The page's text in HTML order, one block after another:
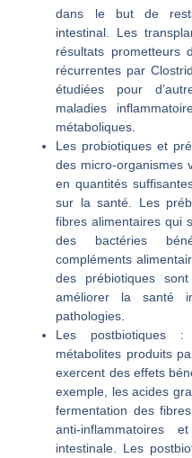
dans le but de
intestinal. Les
résultats prometteurs
récurrentes par
étudiées pour
maladies
métaboliques.
Les probiotiques et
des micro-organismes
en quantités
sur la santé. Les
fibres alimentaires qui
des bactéries
compléments
des prébiotiques
améliorer la santé
pathologies.
Les postbiotiques :
métabolites produits
exercent des effets
exemple, les acides
fermentation des
anti-inflammatoires
intestinale. Les